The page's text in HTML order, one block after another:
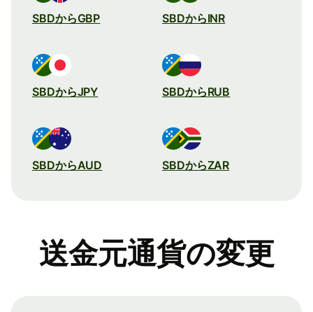
SBDからGBP SBDからINR
SBDからJPY SBDからRUB
SBDからAUD SBDからZAR
送金元通貨の変更